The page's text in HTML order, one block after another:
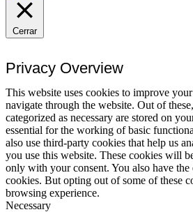
Cerrar
Privacy Overview
This website uses cookies to improve
navigate through the website. Out of
categorized as necessary are stored on
essential for the working of basic
also use third-party cookies that help us
you use this website. These cookies will
only with your consent. You also have
cookies. But opting out of some of these
browsing experience.
Necessary